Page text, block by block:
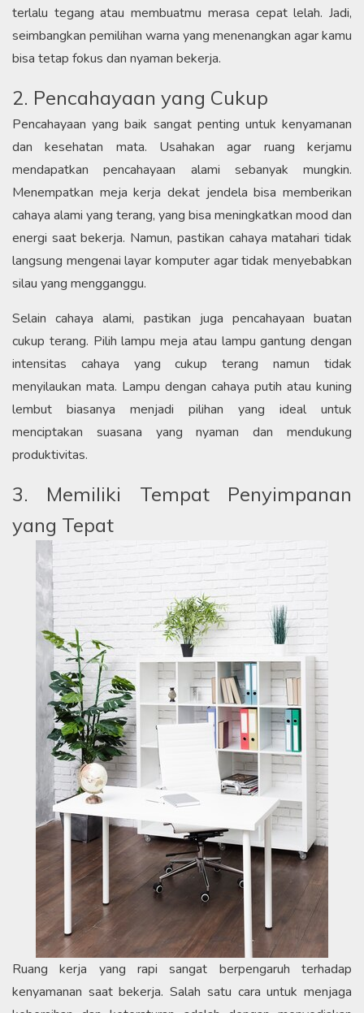
terlalu tegang atau membuatmu merasa cepat lelah. Jadi,
seimbangkan pemilihan warna yang menenangkan agar kamu
bisa tetap fokus dan nyaman bekerja.
2. Pencahayaan yang Cukup
Pencahayaan yang baik sangat penting untuk kenyamanan
dan kesehatan mata. Usahakan agar ruang kerjamu
mendapatkan pencahayaan alami sebanyak mungkin.
Menempatkan meja kerja dekat jendela bisa memberikan
cahaya alami yang terang, yang bisa meningkatkan mood dan
energi saat bekerja. Namun, pastikan cahaya matahari tidak
langsung mengenai layar komputer agar tidak menyebabkan
silau yang mengganggu.
Selain cahaya alami, pastikan juga pencahayaan buatan
cukup terang. Pilih lampu meja atau lampu gantung dengan
intensitas cahaya yang cukup terang namun tidak
menyilaukan mata. Lampu dengan cahaya putih atau kuning
lembut biasanya menjadi pilihan yang ideal untuk
menciptakan suasana yang nyaman dan mendukung
produktivitas.
3. Memiliki Tempat Penyimpanan
yang Tepat
Ruang kerja yang rapi sangat berpengaruh terhadap
kenyamanan saat bekerja. Salah satu cara untuk menjaga